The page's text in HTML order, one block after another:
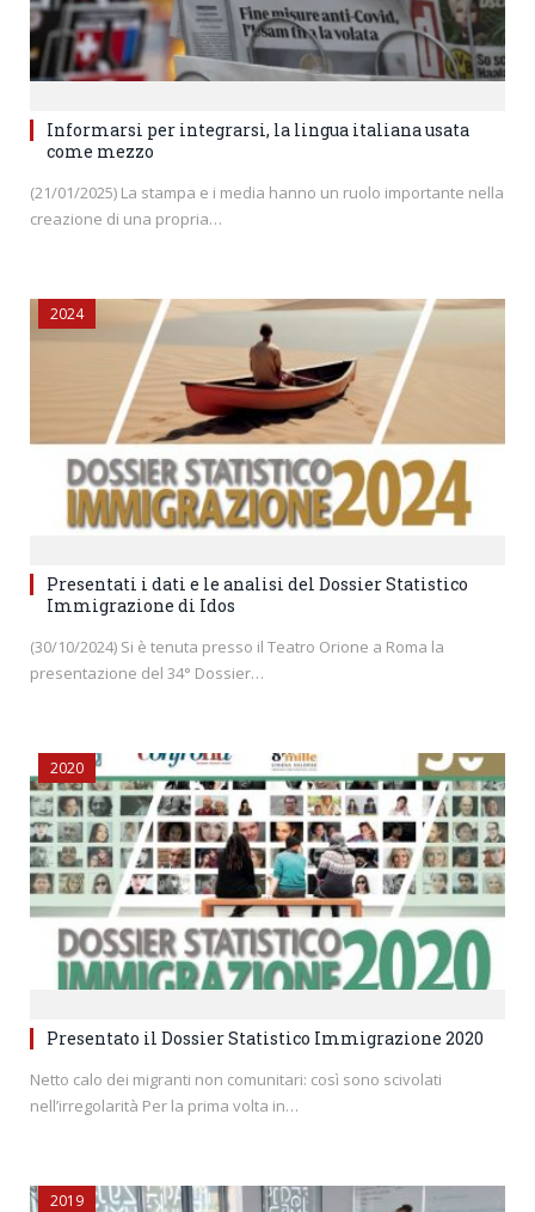
Informarsi per integrarsi, la lingua italiana usata
come mezzo
(21/01/2025) La stampa e i media hanno un ruolo importante nella
creazione di una propria…
2024
Presentati i dati e le analisi del Dossier Statistico
Immigrazione di Idos
(30/10/2024) Si è tenuta presso il Teatro Orione a Roma la
presentazione del 34° Dossier…
2020
Presentato il Dossier Statistico Immigrazione 2020
Netto calo dei migranti non comunitari: così sono scivolati
nell’irregolarità Per la prima volta in…
2019